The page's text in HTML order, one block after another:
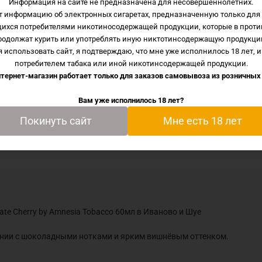
Chocolate Cherry by Amnesia Tobacco 60мл в
вирджинии с шоколадными нотками и ярким
Cherry by Amnesia Tobacco 60мл в Иваново и Шуе
с шоколадными нотками и ярким вишнёвым оттенком.
Информация на сайте не предназначена для несовершеннолетних.
информацию об электронных сигаретах, предназначенную только
потребителями никотиносодержащей продукции, которые в
курить или употреблять иную никтотинсодержащую
использовать сайт, я подтверждаю, что мне уже исполнилось 18 лет,
потребителем табака или иной никотинсодержащей продукции.
магазин работает только для заказов самовывоза изрозничных
Вам уже исполнилось 18 лет?
Покинуть сайт Мне есть 18 лет